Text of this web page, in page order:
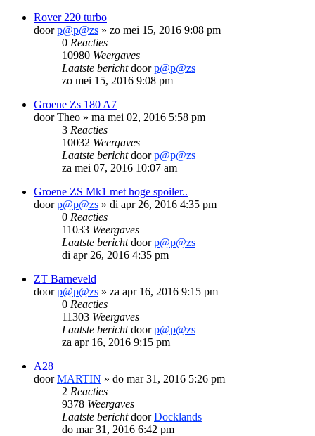
Rover 220 turbo
doorp@p@zs » zo mei 15, 2016 9:08 pm
0 Reacties
10980 Weergaves
Laatste berichtdoorp@p@zs
zo mei 15, 2016 9:08 pm
Groene Zs 180 A7
doorTheo » ma mei 02, 2016 5:58 pm
3 Reacties
10032 Weergaves
Laatste berichtdoorp@p@zs
za mei 07, 2016 10:07 am
Groene ZS Mk1 met hoge spoiler..
doorp@p@zs » di apr 26, 2016 4:35 pm
0 Reacties
11033 Weergaves
Laatste berichtdoorp@p@zs
di apr 26, 2016 4:35 pm
ZT Barneveld
doorp@p@zs » za apr 16, 2016 9:15 pm
0 Reacties
11303 Weergaves
Laatste berichtdoorp@p@zs
za apr 16, 2016 9:15 pm
A28
doorMARTIN » do mar 31, 2016 5:26 pm
2 Reacties
9378 Weergaves
Laatste berichtdoorDocklands
do mar 31, 2016 6:42 pm